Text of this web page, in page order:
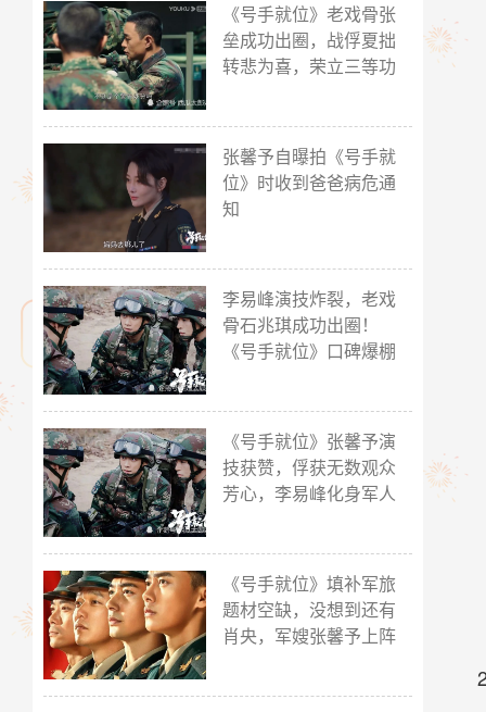
《号手就位》老戏骨张
垒成功出圈，战俘夏拙
转悲为喜，荣立三等功
张馨予自曝拍《号手就
位》时收到爸爸病危通
知
李易峰演技炸裂，老戏
骨石兆琪成功出圈！
《号手就位》口碑爆棚
《号手就位》张馨予演
技获赞，俘获无数观众
芳心，李易峰化身军人
《号手就位》填补军旅
题材空缺，没想到还有
肖央，军嫂张馨予上阵